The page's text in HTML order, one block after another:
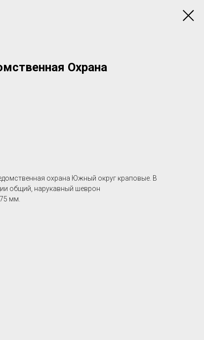
Охрана
охрана Южный округ краповые. В
общий, нарукавный шеврон
мм.